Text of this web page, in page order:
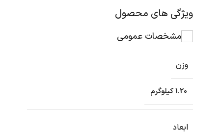
ویژگی های محصول
مشخصات عمومی
وزن
1.20 کیلوگرم
ابعاد